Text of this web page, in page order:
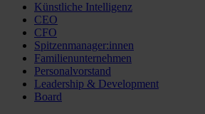
Künstliche Intelligenz
CEO
CFO
Spitzenmanager:innen
Familienunternehmen
Personalvorstand
Leadership & Development
Board